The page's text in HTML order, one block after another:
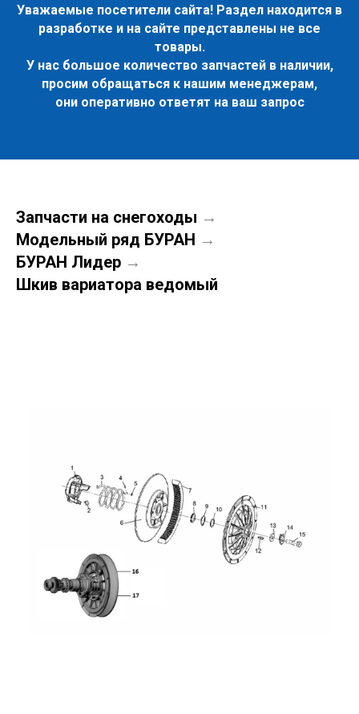
Уважаемые посетители сайта! Раздел находится в
разработке и на сайте представлены не все
товары.
У нас большое количество запчастей в наличии,
просим обращаться к нашим менеджерам,
они оперативно ответят на ваш запрос
Запчасти на снегоходы →
Модельный ряд БУРАН →
БУРАН Лидер →
Шкив вариатора ведомый